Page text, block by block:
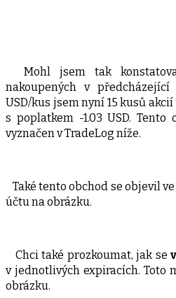
Mohl jsem tak
nakoupených v
USD/kus jsem nyní 15 kusů
s poplatkem -1.03 USD.
vyznačen v TradeLog níže.
Také tento obchod se objevil
účtu na obrázku.
Chci také prozkoumat, jak se
v jednotlivých expiracích. Toto
obrázku.